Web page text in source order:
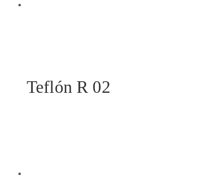
Teflón R 02